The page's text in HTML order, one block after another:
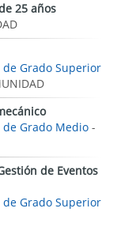
25 años
Grado Superior
de Grado Medio -
de Eventos
Grado Superior